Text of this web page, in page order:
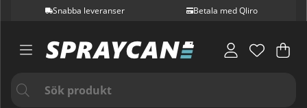
Snabba leveranser Betala med Qliro
.